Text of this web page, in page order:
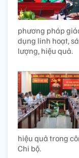
phương pháp
dụng linh hoạt,
lượng, hiệu quả.
hiệu quả trong
Chi bộ.